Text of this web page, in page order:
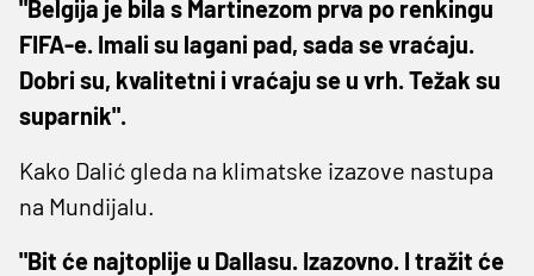
"Belgija je bila s Martinezom prva po renkingu
FIFA-e. Imali su lagani pad, sada se vraćaju.
Dobri su, kvalitetni i vraćaju se u vrh. Težak su
suparnik".
Kako Dalić gleda na klimatske izazove nastupa
na Mundijalu.
"Bit će najtoplije u Dallasu. Izazovno. I tražit će